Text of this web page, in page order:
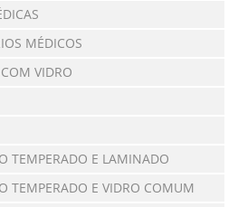
MÉDICOS
VIDRO
TEMPERADO E LAMINADO
TEMPERADO E VIDRO COMUM